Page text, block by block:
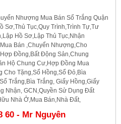
Nhượng Mua Bán Sổ Trắng Quận
Sơ,Thủ Tục,Quy Trình,Trình Tự,Tư
Hồ Sơ,Lập Thủ Tục,Nhận
Bán ,Chuyển Nhượng,Cho
Đồng,Bất Động Sản,Chung
Hộ Chung Cư,Hợp Đồng Mua
Cho Tặng,Sổ Hồng,Sổ Đỏ,Bìa
Trắng,Bìa Trắng, Giấy Hồng,Giấy
Nhận, GCN,Quyền Sử Dụng Đất
Nhà Ở,Mua Bán,Nhà Đất,
60 - Mr Nguyên